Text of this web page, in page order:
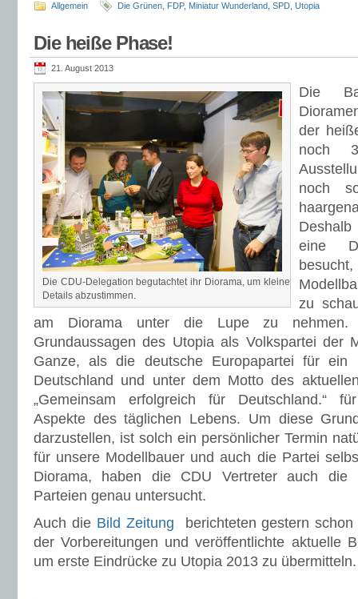
Allgemein Die Grünen FDP, Miniatur Wunderland SPD Utopia
Die heiße Phase!
21. August 2013
Die CDU-Delegation begutachtet ihr Diorama, um kleine
Details abzustimmen.
Die
der
noch
noch
eine
zu
am Diorama unter die Lupe zu
Grundaussagen des Utopia als Volkspartei der
Ganze, als die deutsche Europapartei für ein
Deutschland und unter dem Motto des
„Gemeinsam erfolgreich für Deutschland.“
Aspekte des täglichen Lebens. Um diese
darzustellen, ist solch ein persönlicher Termin
für unsere Modellbauer und auch die Partei
Diorama, haben die CDU Vertreter auch die
Parteien genau untersucht.
Auch die Bild Zeitung
berichteten gestern
der Vorbereitungen und veröffentlichte aktuelle
um erste Eindrücke zu Utopia 2013 zu übermitteln.